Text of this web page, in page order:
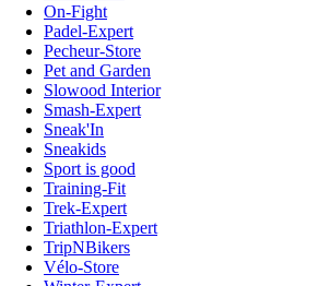
On-Fight
Padel-Expert
Pecheur-Store
Pet and Garden
Slowood Interior
Smash-Expert
Sneak'In
Sneakids
Sport is good
Training-Fit
Trek-Expert
Triathlon-Expert
TripNBikers
Vélo-Store